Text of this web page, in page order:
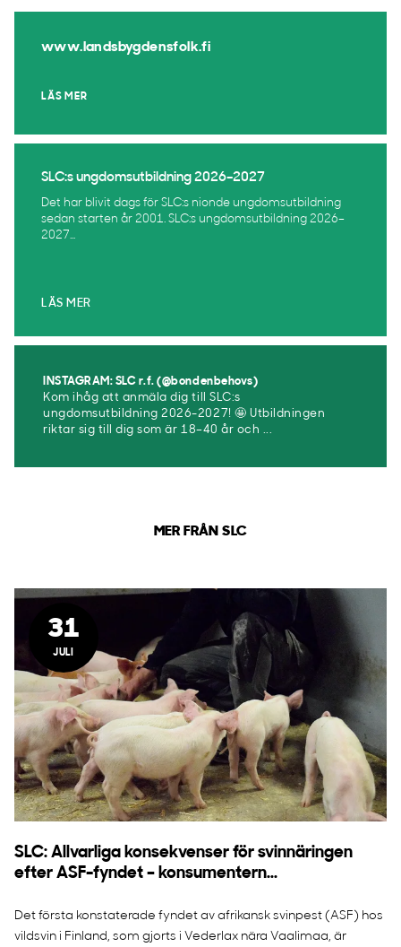
www.landsbygdensfolk.fi
LÄS MER
SLC:s ungdomsutbildning 2026–2027
Det har blivit dags för SLC:s nionde ungdomsutbildning
sedan starten år 2001. SLC:s ungdomsutbildning 2026–
2027...
LÄS MER
INSTAGRAM: SLC r.f. (@bondenbehovs)
Kom ihåg att anmäla dig till SLC:s
ungdomsutbildning 2026-2027! 🤩 Utbildningen
riktar sig till dig som är 18–40 år och ...
MER FRÅN SLC
31
JULI
SLC: Allvarliga konsekvenser för svinnäringen
efter ASF-fyndet – konsumentern...
Det första konstaterade fyndet av afrikansk svinpest (ASF) hos
vildsvin i Finland, som gjorts i Vederlax nära Vaalimaa, är